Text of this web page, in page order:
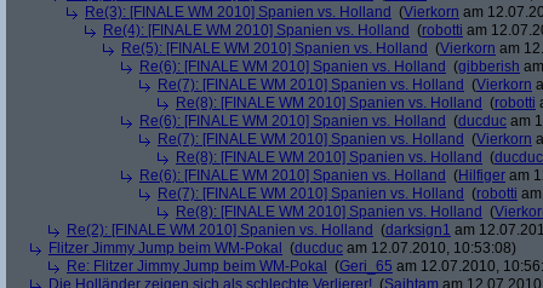
Re(3): [FINALE WM 2010] Spanien vs. Holland (Vierkorn am
Re(4): [FINALE WM 2010] Spanien vs. Holland (robotti am
Re(5): [FINALE WM 2010] Spanien vs. Holland (Vierkorn am
Re(6): [FINALE WM 2010] Spanien vs. Holland (gibberish
Re(7): [FINALE WM 2010] Spanien vs. Holland (Vierkorn
Re(8): [FINALE WM 2010] Spanien vs. Holland (robotti
Re(6): [FINALE WM 2010] Spanien vs. Holland (ducduc am
Re(7): [FINALE WM 2010] Spanien vs. Holland (Vierkorn
Re(8): [FINALE WM 2010] Spanien vs. Holland (ducduc
Re(6): [FINALE WM 2010] Spanien vs. Holland (Hilfiger am
Re(7): [FINALE WM 2010] Spanien vs. Holland (robotti
Re(8): [FINALE WM 2010] Spanien vs. Holland (
Re(2): [FINALE WM 2010] Spanien vs. Holland (darksign1 am
Flitzer Jimmy Jump beim WM-Pokal
(ducduc am 12.07.2010, 10:53:08)
Re: Flitzer Jimmy Jump beim WM-Pokal
(Geri_65 am 12.07.2010,
Die Holländer zeigen sich als schlechte Verlierer! (Sajhtam am